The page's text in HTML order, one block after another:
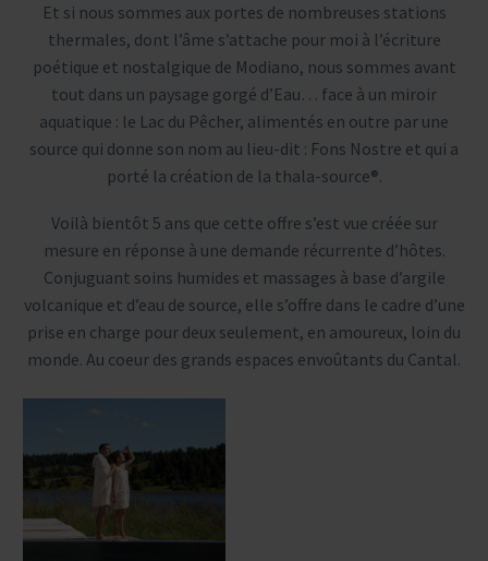
Et si nous sommes aux portes de nombreuses stations
thermales, dont l’âme s’attache pour moi à l’écriture
poétique et nostalgique de Modiano, nous sommes avant
tout dans un paysage gorgé d’Eau… face à un miroir
aquatique : le Lac du Pêcher, alimentés en outre par une
source qui donne son nom au lieu-dit : Fons Nostre et qui a
porté la création de la thala-source®.
Voilà bientôt 5 ans que cette offre s’est vue créée sur
mesure en réponse à une demande récurrente d’hôtes.
Conjuguant soins humides et massages à base d’argile
volcanique et d’eau de source, elle s’offre dans le cadre d’une
prise en charge pour deux seulement, en amoureux, loin du
monde. Au coeur des grands espaces envoûtants du Cantal.